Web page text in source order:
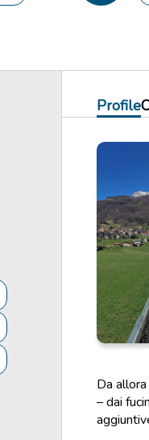
Profile
Da
– dai